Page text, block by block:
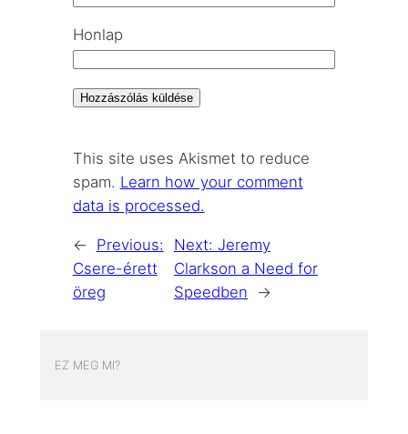
Honlap
This site uses Akismet to reduce
spam. Learn how your comment
data is processed.
←
Previous:
Csere-érett
öreg
Next: Jeremy
Clarkson a Need for
Speedben
→
EZ MEG MI?